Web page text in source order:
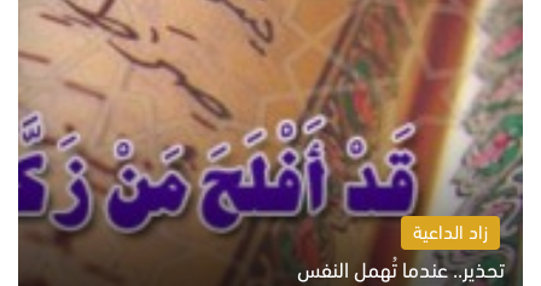
زاد الداعية
تحذير.. عندما تُهمل النفس